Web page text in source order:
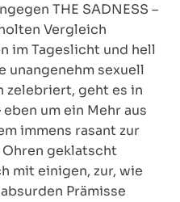
THE SADNESS –
Vergleich
im Tageslicht und hell
unangenehm sexuell
zelebriert, geht es in
eben um ein Mehr aus
immens rasant zur
geklatscht
mit einigen, zur, wie
Prämisse